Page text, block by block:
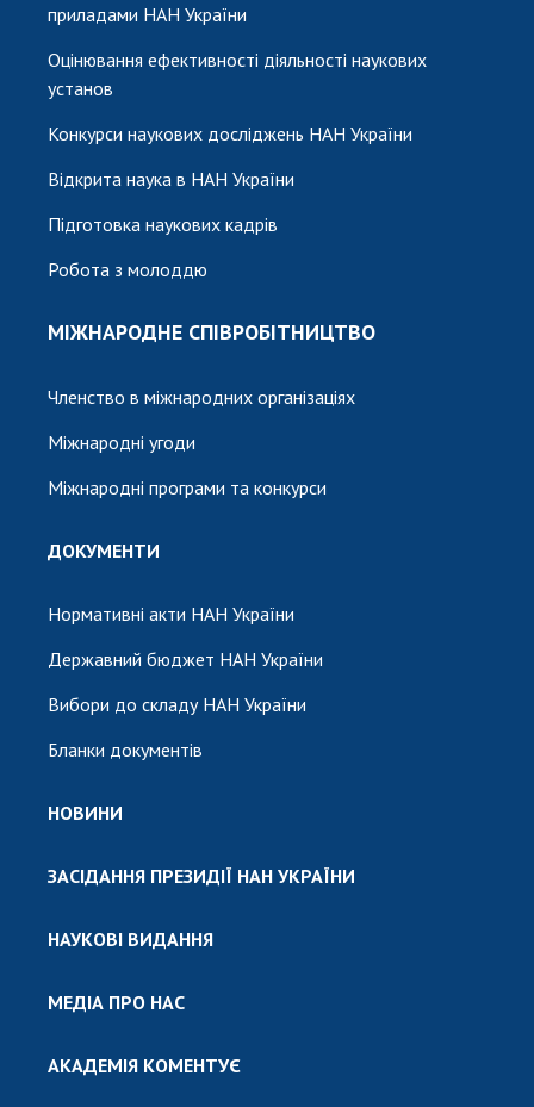
приладами НАН України
Оцінювання ефективності діяльності наукових
установ
Конкурси наукових досліджень НАН України
Відкрита наука в НАН України
Підготовка наукових кадрів
Робота з молоддю
МІЖНАРОДНЕ СПІВРОБІТНИЦТВО
Членство в міжнародних організаціях
Міжнародні угоди
Міжнародні програми та конкурси
ДОКУМЕНТИ
Нормативні акти НАН України
Державний бюджет НАН України
Вибори до складу НАН України
Бланки документів
НОВИНИ
ЗАСІДАННЯ ПРЕЗИДІЇ НАН УКРАЇНИ
НАУКОВІ ВИДАННЯ
МЕДІА ПРО НАС
АКАДЕМІЯ КОМЕНТУЄ